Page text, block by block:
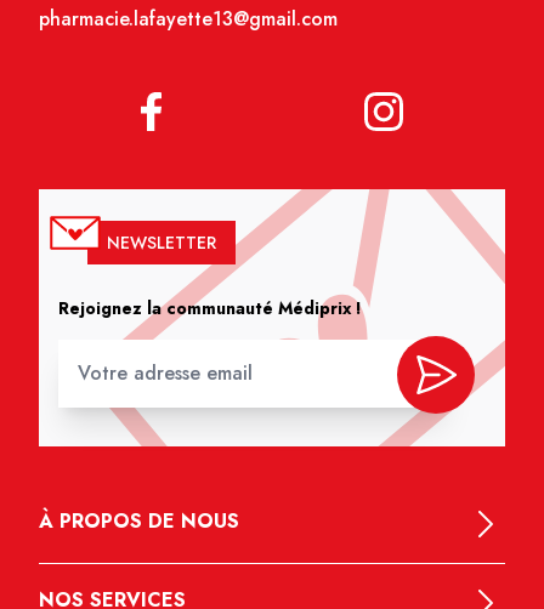
pharmacie.lafayette13@gmail.com
NEWSLETTER
Rejoignez la communauté Médiprix !
À PROPOS DE NOUS
NOS SERVICES